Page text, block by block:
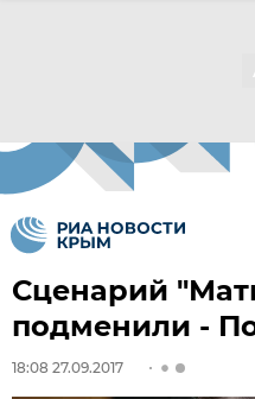
Сценарий
подменили -
18:08 27.09.2017